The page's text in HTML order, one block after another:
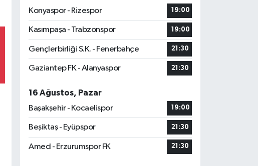
Konyaspor - Rizespor
19:00
Kasımpaşa - Trabzonspor 19:00
Gençlerbirliği S.K. - Fenerbahçe 21:30
Gaziantep FK - Alanyaspor 21:30
16 Ağustos, Pazar
Başakşehir - Kocaelispor
19:00
Beşiktaş - Eyüpspor 21:30
Amed - Erzurumspor FK 21:30